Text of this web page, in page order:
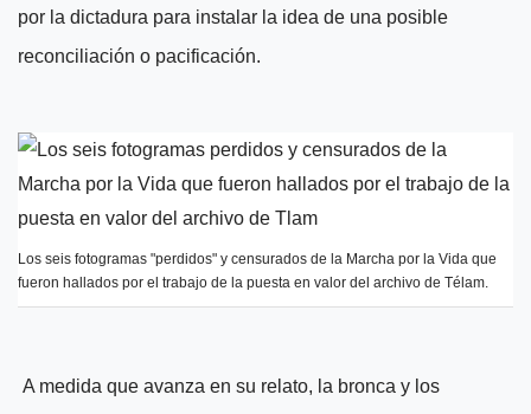
por la dictadura para instalar la idea de una posible
reconciliación o pacificación.
Los seis fotogramas "perdidos" y censurados de la Marcha por la Vida que
fueron hallados por el trabajo de la puesta en valor del archivo de Télam.
A medida que avanza en su relato, la bronca y los